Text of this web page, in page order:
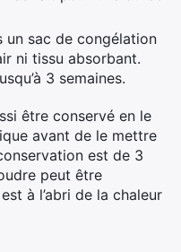
un sac de congélation
ni tissu absorbant.
3 semaines.
être conservé en le
avant de le mettre
est de 3
peut être
à l’abri de la chaleur